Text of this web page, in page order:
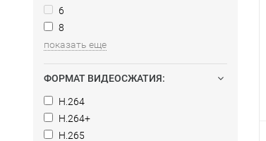
6
8
показать еще
ФОРМАТ ВИДЕОСЖАТИЯ:
H.264
H.264+
H.265